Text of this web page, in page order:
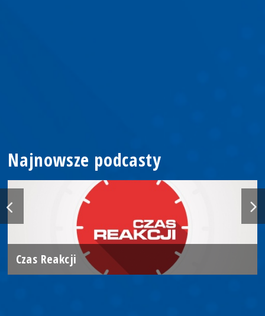
Najnowsze podcasty
Czas Reakcji